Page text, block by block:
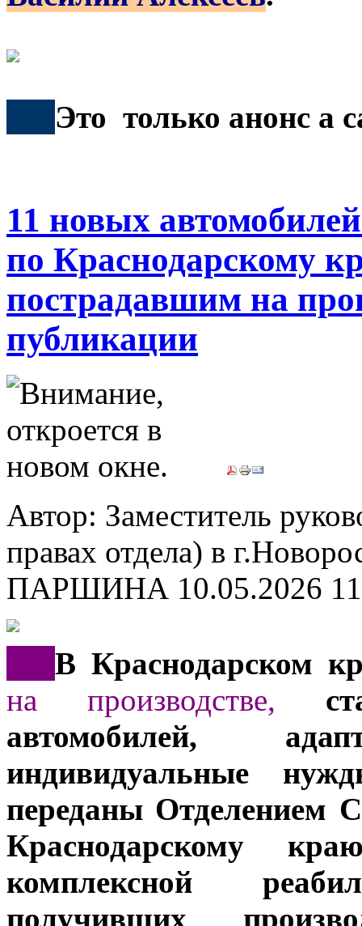
Это только анонс а
11 новых
по Краснодарскому
пострадавшим на
публикации
Автор: Заместитель
правах отдела) в
ПАРШИНА 10.05.2026
В Краснодарском
на производстве,
автомобилей,
индивидуальные
переданы Отделением
Краснодарскому
комплексной
получивших